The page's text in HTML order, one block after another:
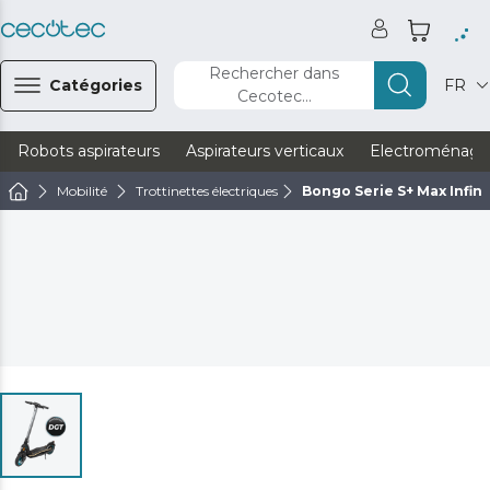
Catégories
Rechercher dans
Cecotec...
FR
Robots aspirateurs Aspirateurs verticaux
Mobilité Trottinettes électriques Bongo Serie S+ Max